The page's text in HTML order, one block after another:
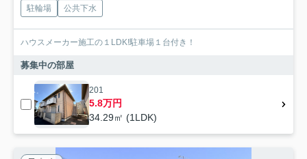
駐輪場 公共下水
ハウスメーカー施工の１LDK!駐車場１台付き！
募集中の部屋
201
5.8万円
34.29㎡ (1LDK)